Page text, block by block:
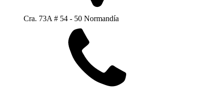
Cra. 73A # 54 - 50 Normandía